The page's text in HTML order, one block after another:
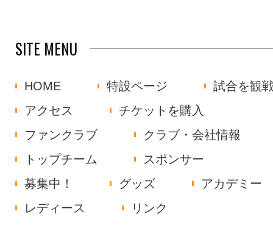
SITE MENU
HOME 特設ページ
試合を観
アクセス
チケットを購入
ファンクラブ
クラブ・会社情報
トップチーム
スポンサー
募集中！
グッズ
アカデミー
レディース
リンク